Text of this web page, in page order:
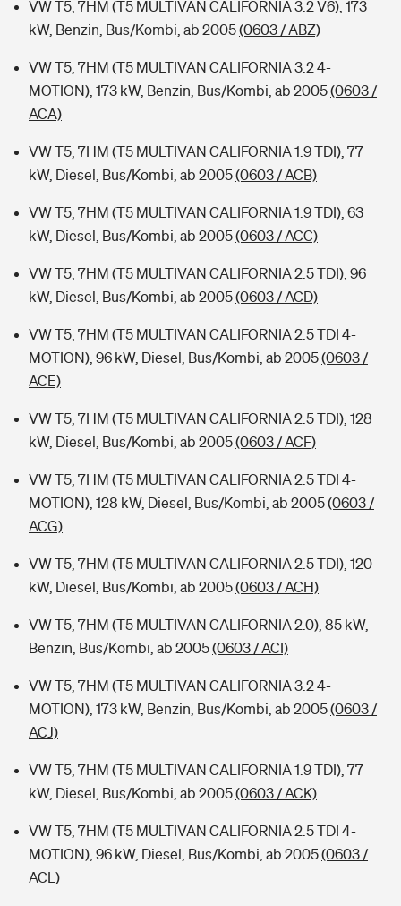
VW T5, 7HM (T5 MULTIVAN CALIFORNIA 3.2 V6), 173
kW, Benzin, Bus/Kombi, ab 2005(0603 / ABZ)
VW T5, 7HM (T5 MULTIVAN CALIFORNIA 3.2 4-
MOTION), 173 kW, Benzin, Bus/Kombi, ab 2005(0603 /
ACA)
VW T5, 7HM (T5 MULTIVAN CALIFORNIA 1.9 TDI), 77
kW, Diesel, Bus/Kombi, ab 2005(0603 / ACB)
VW T5, 7HM (T5 MULTIVAN CALIFORNIA 1.9 TDI), 63
kW, Diesel, Bus/Kombi, ab 2005(0603 / ACC)
VW T5, 7HM (T5 MULTIVAN CALIFORNIA 2.5 TDI), 96
kW, Diesel, Bus/Kombi, ab 2005(0603 / ACD)
VW T5, 7HM (T5 MULTIVAN CALIFORNIA 2.5 TDI 4-
MOTION), 96 kW, Diesel, Bus/Kombi, ab 2005(0603 /
ACE)
VW T5, 7HM (T5 MULTIVAN CALIFORNIA 2.5 TDI), 128
kW, Diesel, Bus/Kombi, ab 2005(0603 / ACF)
VW T5, 7HM (T5 MULTIVAN CALIFORNIA 2.5 TDI 4-
MOTION), 128 kW, Diesel, Bus/Kombi, ab 2005(0603 /
ACG)
VW T5, 7HM (T5 MULTIVAN CALIFORNIA 2.5 TDI), 120
kW, Diesel, Bus/Kombi, ab 2005(0603 / ACH)
VW T5, 7HM (T5 MULTIVAN CALIFORNIA 2.0), 85 kW,
Benzin, Bus/Kombi, ab 2005(0603 / ACI)
VW T5, 7HM (T5 MULTIVAN CALIFORNIA 3.2 4-
MOTION), 173 kW, Benzin, Bus/Kombi, ab 2005(0603 /
ACJ)
VW T5, 7HM (T5 MULTIVAN CALIFORNIA 1.9 TDI), 77
kW, Diesel, Bus/Kombi, ab 2005(0603 / ACK)
VW T5, 7HM (T5 MULTIVAN CALIFORNIA 2.5 TDI 4-
MOTION), 96 kW, Diesel, Bus/Kombi, ab 2005(0603 /
ACL)